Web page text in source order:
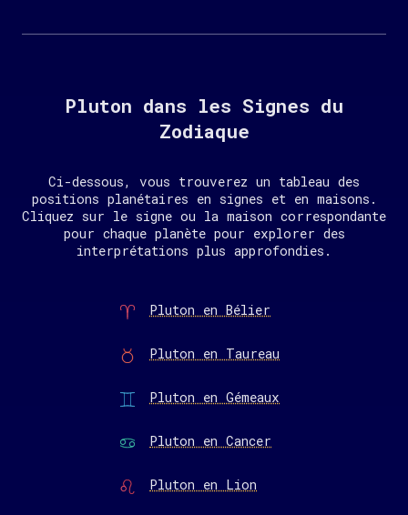
Pluton dans les Signes du
Zodiaque
Ci-dessous, vous trouverez un tableau des
positions planétaires en signes et en maisons.
Cliquez sur le signe ou la maison correspondante
pour chaque planète pour explorer des
interprétations plus approfondies.
Pluton en Bélier
Pluton en Taureau
Pluton en Gémeaux
Pluton en Cancer
Pluton en Lion